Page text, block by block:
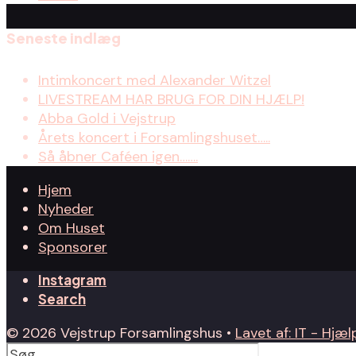
Seneste indlæg
Intimkoncert med Alexander Witzel
LIVESTREAM HAR BRUG FOR DIN HJÆLP!
Abba Gold i Vejstrup
Årets koncert i Forsamlingshuset…..
Så åbner Caféen igen…….
Hjem
Nyheder
Om Huset
Sponsorer
Instagram
Search
© 2026 Vejstrup Forsamlingshus • Lavet af: IT -